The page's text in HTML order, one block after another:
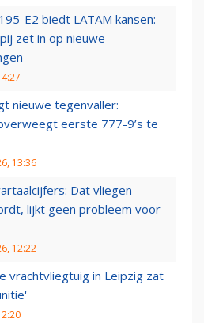
E2 biedt LATAM kansen:
zet in op nieuwe
nieuwe tegenvaller:
eerste 777-9’s te
13:36
Dat vliegen
lijkt geen probleem voor
12:22
vrachtvliegtuig in Leipzig zat